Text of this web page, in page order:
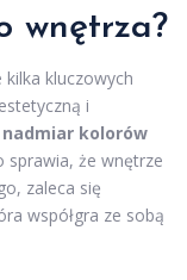
wnętrza?
kluczowych
i
nadmiar kolorów
sprawia, że wnętrze
zaleca się
współgra ze sobą